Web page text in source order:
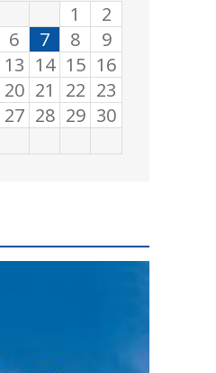
1
2
6 7 8
9
13 14 15 16
20 21 22 23
27 28 29 30